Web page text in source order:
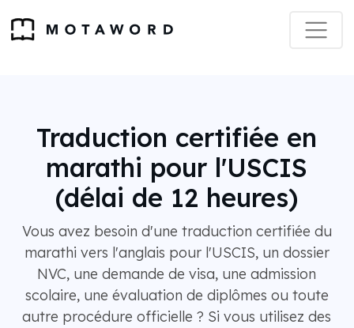
Traduction certifiée en
marathi pour l'USCIS
(délai de 12 heures)
Vous avez besoin d'une traduction certifiée du
marathi vers l'anglais pour l'USCIS, un dossier
NVC, une demande de visa, une admission
scolaire, une évaluation de diplômes ou toute
autre procédure officielle ? Si vous utilisez des